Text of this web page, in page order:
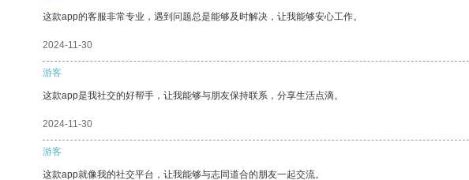
这款app的客服非常专业，遇到问题总是能够及时解决，让我能够安心工作。
2024-11-30
游客
这款app是我社交的好帮手，让我能够与朋友保持联系，分享生活点滴。
2024-11-30
游客
这款app就像我的社交平台，让我能够与志同道合的朋友一起交流。